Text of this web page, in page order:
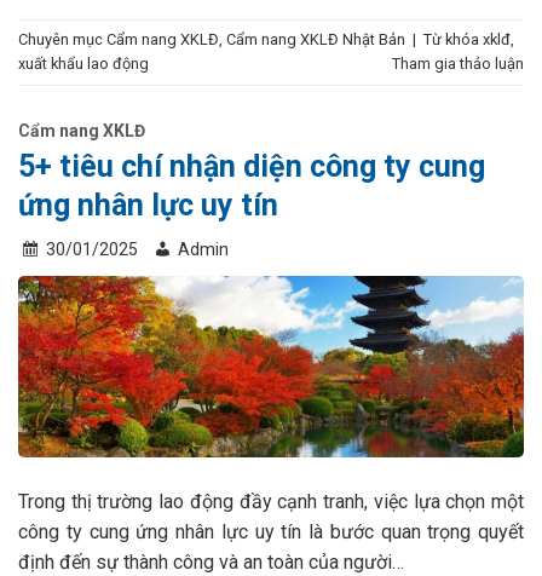
Chuyên mục Cẩm nang XKLĐ, Cẩm nang XKLĐ Nhật Bản | Từ khóa xklđ,
xuất khẩu lao động
Tham gia thảo luận
Cẩm nang XKLĐ
5+ tiêu chí nhận diện công ty cung
ứng nhân lực uy tín
30/01/2025 Admin
Trong thị trường lao động đầy cạnh tranh, việc lựa chọn một
công ty cung ứng nhân lực uy tín là bước quan trọng quyết
định đến sự thành công và an toàn của người…